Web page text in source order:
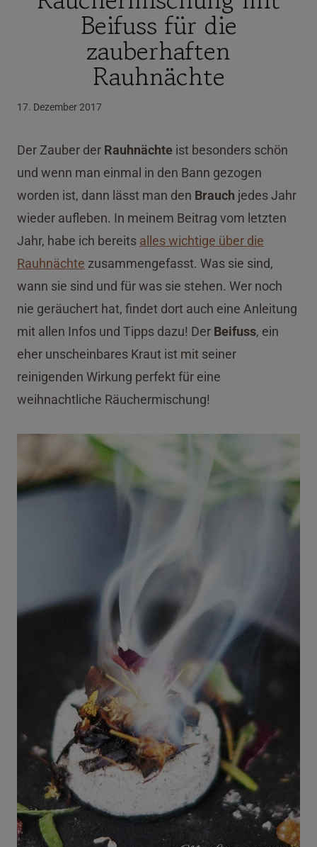
Beifuss für die
zauberhaften
Rauhnächte
17. Dezember 2017
Der Zauber der Rauhnächte ist besonders schön
und wenn man einmal in den Bann gezogen
worden ist, dann lässt man den Brauch jedes Jahr
wieder aufleben. In meinem Beitrag vom letzten
Jahr, habe ich bereits alles wichtige über die
Rauhnächte zusammengefasst. Was sie sind,
wann sie sind und für was sie stehen. Wer noch
nie geräuchert hat, findet dort auch eine Anleitung
mit allen Infos und Tipps dazu! Der Beifuss, ein
eher unscheinbares Kraut ist mit seiner
reinigenden Wirkung perfekt für eine
weihnachtliche Räuchermischung!